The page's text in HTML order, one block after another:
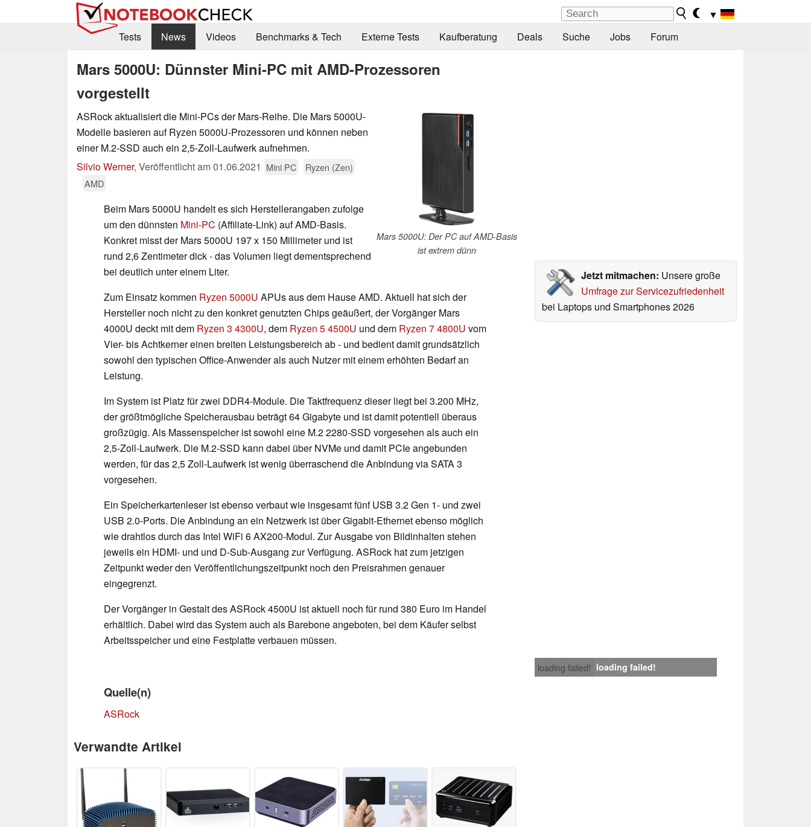
▼
Tests
News Videos Benchmarks & Tech Externe Tests Kaufberatung Deals Suche Jobs Forum
Mars 5000U: Dünnster Mini-PC mit AMD-Prozessoren
vorgestellt
Mars 5000U: Der PC auf AMD-Basis
ist extrem dünn
ASRock aktualisiert die Mini-PCs der Mars-Reihe. Die Mars 5000U-
Modelle basieren auf Ryzen 5000U-Prozessoren und können neben
einer M.2-SSD auch ein 2,5-Zoll-Laufwerk aufnehmen.
Silvio Werner, Veröffentlicht am01.06.2021 Mini PC
Ryzen (Zen)
AMD
Jetzt mitmachen: Unsere große
Umfrage zur Servicezufriedenheit
bei Laptops und Smartphones 2026
Beim Mars 5000U handelt es sich Herstellerangaben zufolge
um den dünnsten Mini-PC (Affiliate-Link) auf AMD-Basis.
Konkret misst der Mars 5000U 197 x 150 Millimeter und ist
rund 2,6 Zentimeter dick - das Volumen liegt dementsprechend
bei deutlich unter einem Liter.
Zum Einsatz kommen Ryzen 5000U APUs aus dem Hause AMD. Aktuell hat sich der
Hersteller noch nicht zu den konkret genutzten Chips geäußert, der Vorgänger Mars
4000U deckt mit dem Ryzen 3 4300U, dem Ryzen 5 4500U und dem Ryzen 7 4800U vom
Vier- bis Achtkerner einen breiten Leistungsbereich ab - und bedient damit grundsätzlich
sowohl den typischen Office-Anwender als auch Nutzer mit einem erhöhten Bedarf an
Leistung.
Im System ist Platz für zwei DDR4-Module. Die Taktfrequenz dieser liegt bei 3.200 MHz,
der größtmögliche Speicherausbau beträgt 64 Gigabyte und ist damit potentiell überaus
großzügig. Als Massenspeicher ist sowohl eine M.2 2280-SSD vorgesehen als auch ein
2,5-Zoll-Laufwerk. Die M.2-SSD kann dabei über NVMe und damit PCIe angebunden
werden, für das 2,5 Zoll-Laufwerk ist wenig überraschend die Anbindung via SATA 3
vorgesehen.
Ein Speicherkartenleser ist ebenso verbaut wie insgesamt fünf USB 3.2 Gen 1- und zwei
USB 2.0-Ports. Die Anbindung an ein Netzwerk ist über Gigabit-Ethernet ebenso möglich
wie drahtlos durch das Intel WiFi 6 AX200-Modul. Zur Ausgabe von Bildinhalten stehen
jeweils ein HDMI- und und D-Sub-Ausgang zur Verfügung. ASRock hat zum jetzigen
Zeitpunkt weder den Veröffentlichungszeitpunkt noch den Preisrahmen genauer
eingegrenzt.
Der Vorgänger in Gestalt des ASRock 4500U ist aktuell noch für rund 380 Euro im Handel
erhältlich. Dabei wird das System auch als Barebone angeboten, bei dem Käufer selbst
Arbeitsspeicher und eine Festplatte verbauen müssen.
loading failed! loading failed!
Quelle(n)
ASRock
Verwandte Artikel